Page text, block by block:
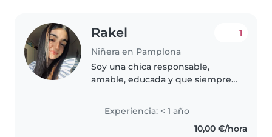
Rakel
Niñera en Pamplona
1
Soy una chica responsable,
amable, educada y que siempre
niños pequeños, tengo
disponibilidad mañana y tarde,
Experiencia: < 1 año
10,00 €/hora